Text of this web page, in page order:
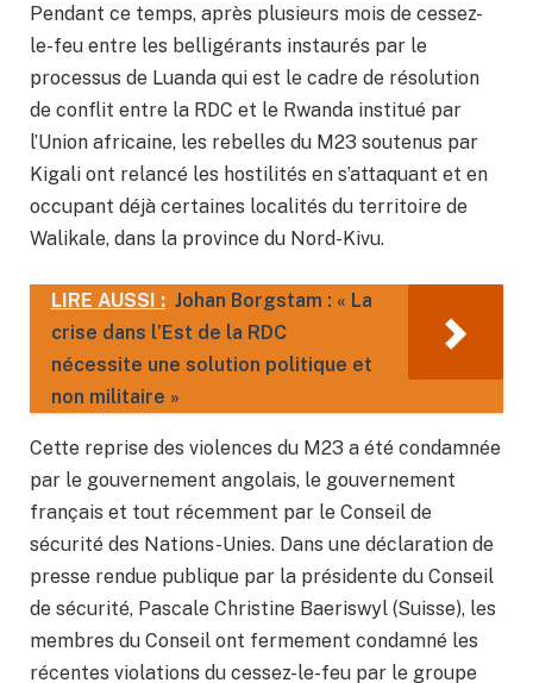
Pendant ce temps, après plusieurs mois de cessez-
le-feu entre les belligérants instaurés par le
processus de Luanda qui est le cadre de résolution
de conflit entre la RDC et le Rwanda institué par
l’Union africaine, les rebelles du M23 soutenus par
Kigali ont relancé les hostilités en s’attaquant et en
occupant déjà certaines localités du territoire de
Walikale, dans la province du Nord-Kivu.
LIRE AUSSI : Johan Borgstam : « La
crise dans l’Est de la RDC
nécessite une solution politique et
non militaire »
Cette reprise des violences du M23 a été condamnée
par le gouvernement angolais, le gouvernement
français et tout récemment par le Conseil de
sécurité des Nations-Unies. Dans une déclaration de
presse rendue publique par la présidente du Conseil
de sécurité, Pascale Christine Baeriswyl (Suisse), les
membres du Conseil ont fermement condamné les
récentes violations du cessez-le-feu par le groupe